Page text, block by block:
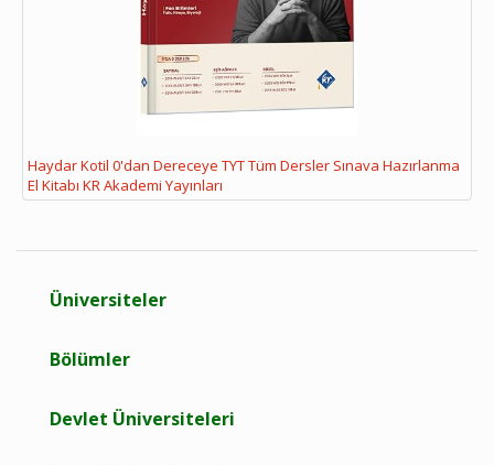
Haydar Kotil 0'dan Dereceye TYT Tüm Dersler Sınava Hazırlanma
El Kitabı KR Akademi Yayınları
Üniversiteler
Bölümler
Devlet Üniversiteleri